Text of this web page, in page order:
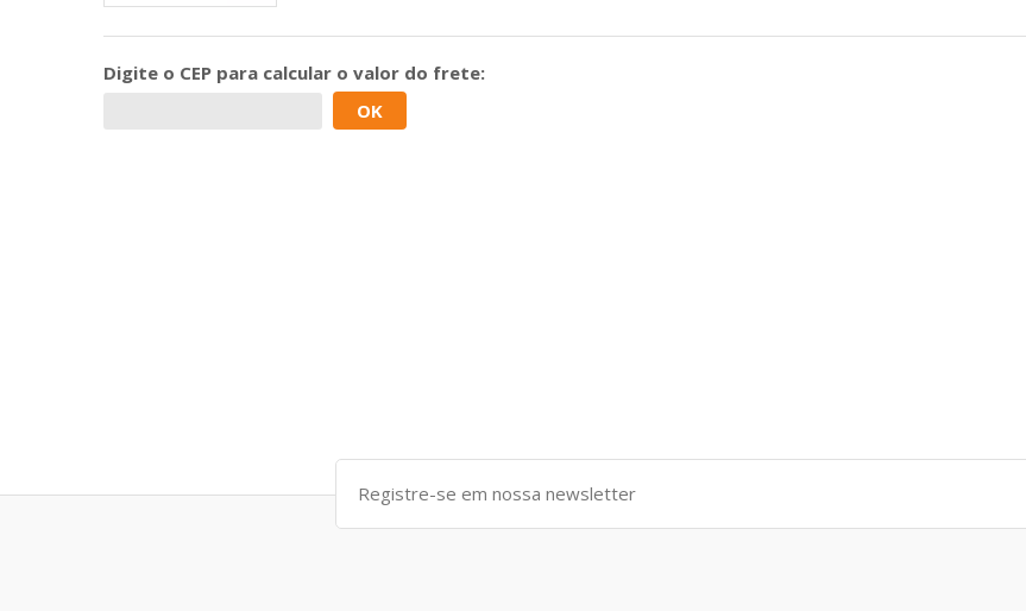
Digite o CEP para calcular o valor do frete:
OK